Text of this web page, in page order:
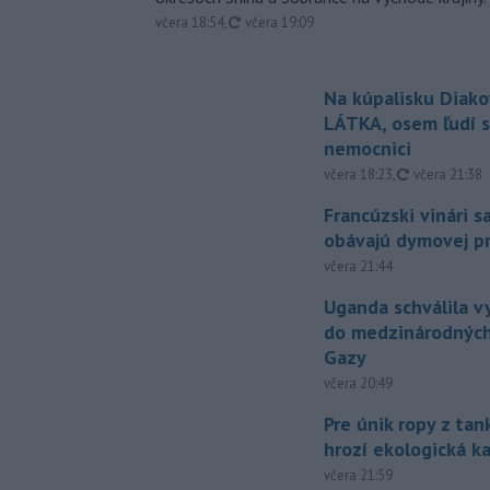
včera 18:54, aktualizované
včera 19:09
Na kúpalisku
LÁTKA, osem ľudí
nemocnici
včera 18:23, včera 21:38
Francúzski vinári
obávajú dymovej
včera 21:44
Uganda schválila
do
Gazy
včera 20:49
Pre únik ropy z
hrozí ekologická
včera 21:59